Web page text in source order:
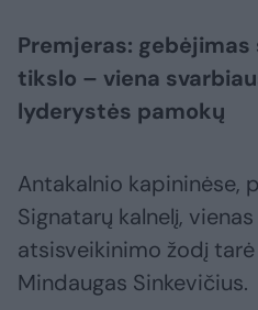
Premjeras:
tikslo – viena
lyderystės pamokų
Antakalnio kapininėse,
Signatarų kalnelį,
atsisveikinimo žodį
Mindaugas Sinkevičius.